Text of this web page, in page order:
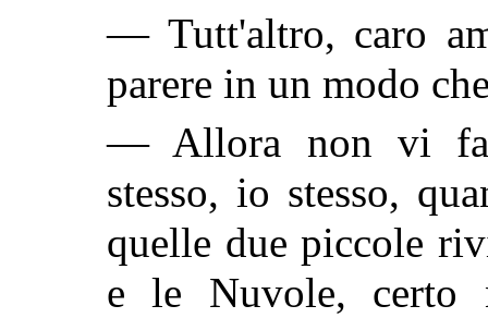
— Tutt'altro, caro
parere in un modo
— Allora non vi
stesso, io stesso,
quelle due piccole
e le Nuvole, certo